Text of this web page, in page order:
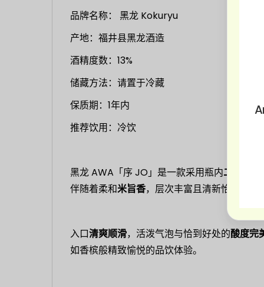
品牌名称： 黑龙 Kokuryu
产地：福井县黑龙酒造
酒精度数：13%
储藏方法：请置于冷藏
保质期：1年内
推荐饮用：冷饮
黑龙 AWA「序 JO」是一款采用瓶内二次发酵
伴随着柔和米旨香，层次丰富且清新怡人。
入口清爽顺滑，活泼气泡与恰到好处的酸度完
如香槟般精致愉悦的品饮体验。